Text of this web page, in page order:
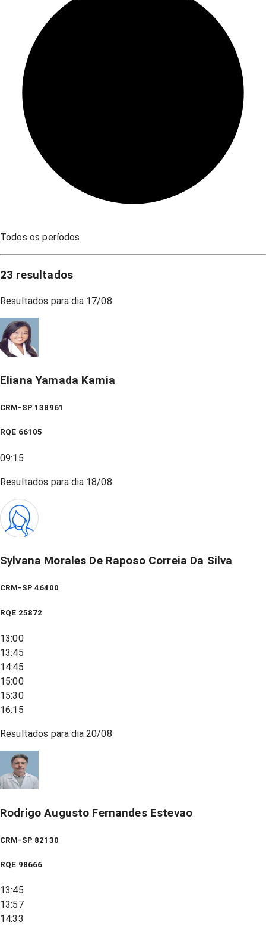
Todos os períodos
23 resultados
Resultados para dia 17/08
Eliana Yamada Kamia
CRM-SP 138961
RQE 66105
09:15
Resultados para dia 18/08
Sylvana Morales De Raposo Correia Da Silva
CRM-SP 46400
RQE 25872
13:00
13:45
14:45
15:00
15:30
16:15
Resultados para dia20/08
Rodrigo Augusto Fernandes Estevao
CRM-SP 82130
RQE 98666
13:45
13:57
14:33